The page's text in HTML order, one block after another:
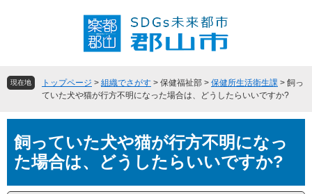
頭
飛現在地 トップページ > 組織でさがす > 保健福祉部 > 保健所生活衛生課 > 飼っ
ていた犬や猫が行方不明になった場合は、どうしたらいいですか?
文飼っていた犬や猫が行方不明になっ
た場合は、どうしたらいいですか?